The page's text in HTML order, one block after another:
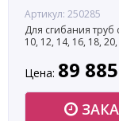
Артикул: 250285
Для сгибания
10, 12, 14, 16, 18,
Цена: 89 885